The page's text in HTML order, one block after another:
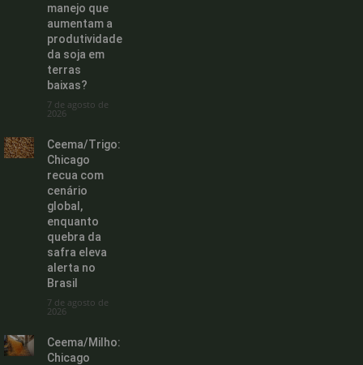
manejo que
aumentam a
produtividade
da soja em
terras
baixas?
7 de agosto de
2026
Ceema/Trigo:
Chicago
recua com
cenário
global,
enquanto
quebra da
safra eleva
alerta no
Brasil
7 de agosto de
2026
Ceema/Milho:
Chicago